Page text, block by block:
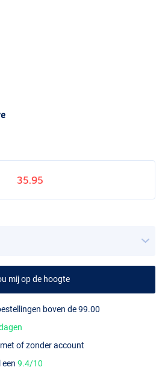
35.95
mij op de hoogte
boven de 99.00
of zonder account
een9.4/10